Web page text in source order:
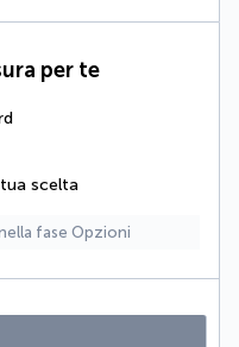
per te
scelta
fase Opzioni